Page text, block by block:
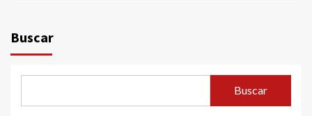
Buscar
Buscar